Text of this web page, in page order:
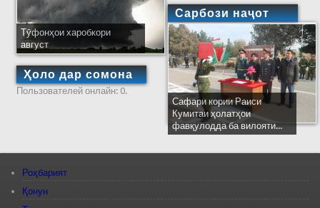
Тӯфонҳои харобкори
август
Ҳоло дар сомона
Пользователей онлайн: 0.
Сарбози наҷот
Сафари кории Раиси
Кумитаи ҳолатҳои
фавқулодда ба вилояти...
Роҳбарият
Қонун